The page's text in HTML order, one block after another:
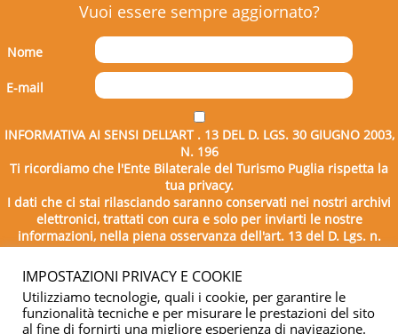
Vuoi essere sempre aggiornato?
Nome
E-mail
INFORMATIVA AI SENSI DELL’ART . 13 DEL D. LGS. 30 GIUGNO 2003,
N. 196
Ti ricordiamo che l'Ente Bilaterale del Turismo Puglia rispetta la
tua privacy.
I dati che ci stai rilasciando saranno conservati nei nostri archivi
elettronici, trattati con cura e solo per inviarti le nostre
informazioni, nella piena osservanza dell'art. 13 del D. Lgs. n.
196/2003.
IMPOSTAZIONI PRIVACY E COOKIE
Utilizziamo tecnologie, quali i cookie, per garantire le
funzionalità tecniche e per misurare le prestazioni del sito
al fine di fornirti una migliore esperienza di navigazione.